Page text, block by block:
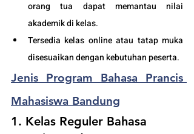
orang tua dapat memantau nilai
akademik di kelas.
Tersedia kelas online atau tatap muka
disesuaikan dengan kebutuhan peserta.
Jenis Program Bahasa Prancis
Mahasiswa Bandung
1. Kelas Reguler Bahasa